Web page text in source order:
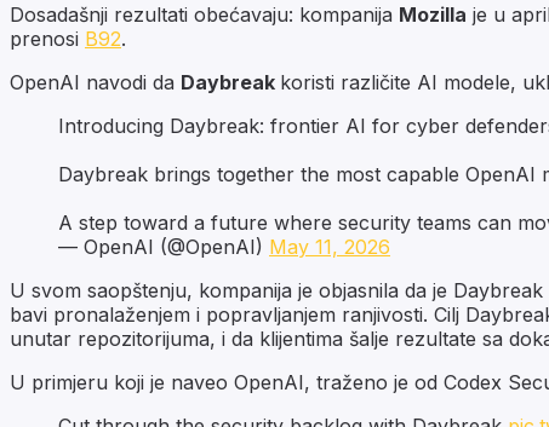
Dosadašnji rezultati obećavaju: kompanija Mozilla je u
prenosi B92.
OpenAI navodi da Daybreak koristi različite AI modele,
Introducing Daybreak: frontier AI for cyber
Daybreak brings together the most capable
A step toward a future where security teams can
— OpenAI (@OpenAI) May 11, 2026
U svom saopštenju, kompanija je objasnila da je
bavi pronalaženjem i popravljanjem ranjivosti. Cilj
unutar repozitorijuma, i da klijentima šalje rezultate sa
U primjeru koji je naveo OpenAI, traženo je od Codex